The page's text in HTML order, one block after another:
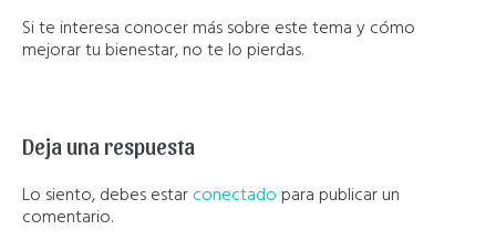
Si te interesa conocer más sobre este tema y cómo
mejorar tu bienestar, no te lo pierdas.
Deja una respuesta
Lo siento, debes estarconectado para publicar un
comentario.